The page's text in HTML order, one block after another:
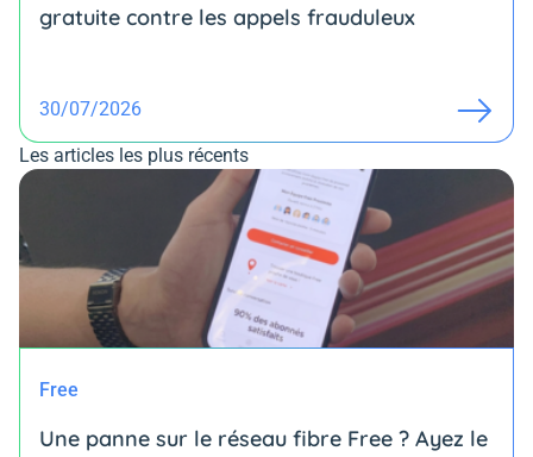
gratuite contre les appels frauduleux
30/07/2026
Les articles les plus récents
Free
Une panne sur le réseau fibre Free ? Ayez le